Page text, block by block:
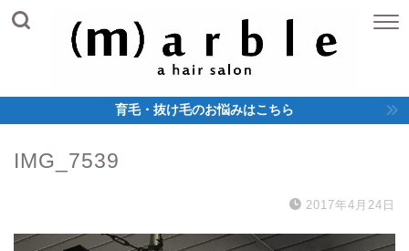
育毛・抜け毛のお悩みはこちら
IMG_7539
2017年4月24日